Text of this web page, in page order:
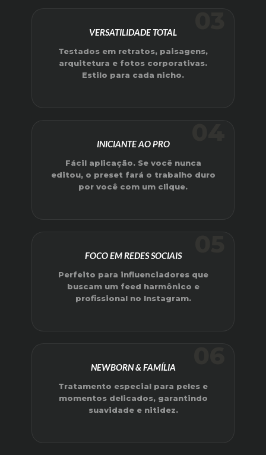
VERSATILIDADE TOTAL
Testados em retratos, paisagens,
arquitetura e fotos corporativas.
Estilo para cada nicho.
INICIANTE AO PRO
Fácil aplicação. Se você nunca
editou, o preset fará o trabalho duro
por você com um clique.
FOCO EM REDES SOCIAIS
Perfeito para influenciadores que
buscam um feed harmônico e
profissional no Instagram.
NEWBORN & FAMÍLIA
Tratamento especial para peles e
momentos delicados, garantindo
suavidade e nitidez.